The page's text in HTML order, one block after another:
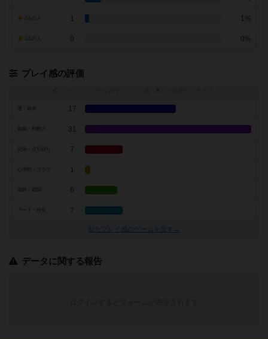
1 1%
0 0%
プレイ感の評価
※
17
戦略・判断力 31
7
1
6
アート・外見 7
似たプレイ感のゲームを探す→
データに関する報告